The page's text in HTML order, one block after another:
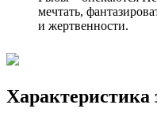
мечтать,
и жертвенности.
Характеристика